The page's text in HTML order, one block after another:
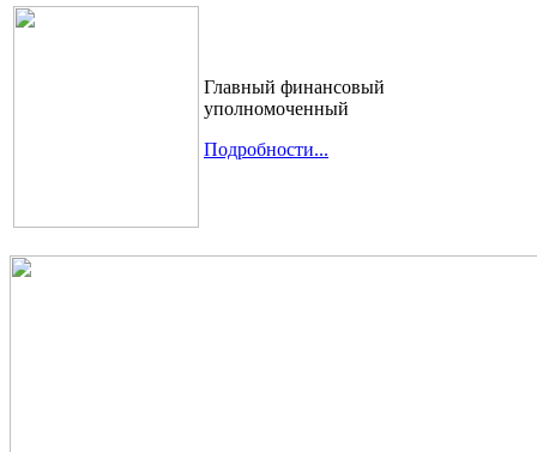
Главный финансовый
уполномоченный
Подробности...